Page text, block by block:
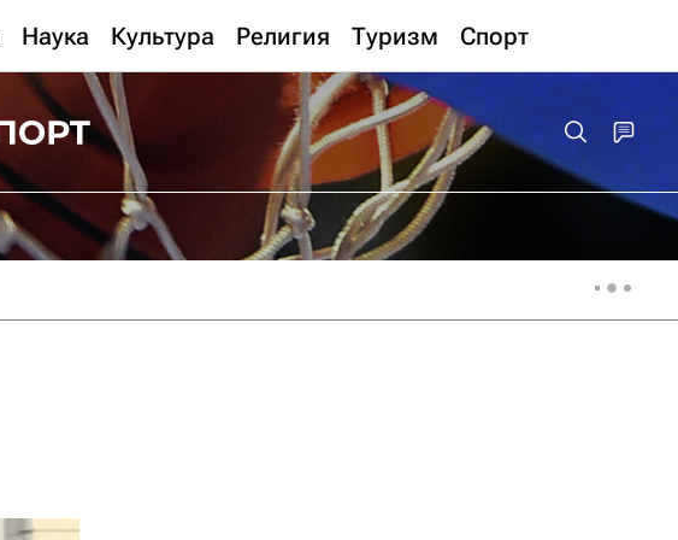
Наука Культура Религия Туризм Спорт